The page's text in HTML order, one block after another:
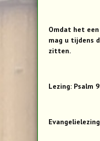
Omdat het
mag u tijdens
zitten.
Lezing: Psalm